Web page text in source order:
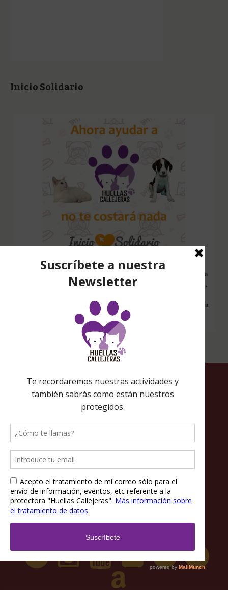
Inicio Solidario
Configura nuestro Inicio Solidario en todos tus dispositivos y cada
vez que entres a hacer una búsqueda en internet desde esa página,
Amazon desde ahí, tu compra será solidaria sin ningún coste extra
para ti.
Política de privacidad